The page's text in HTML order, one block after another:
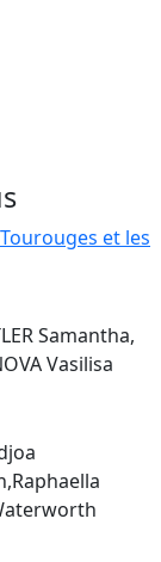
et les
Samantha,
Vasilisa